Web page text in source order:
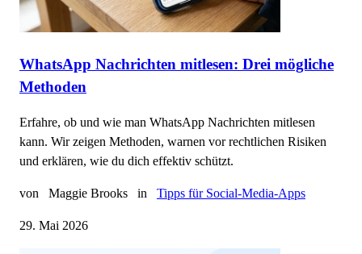
WhatsApp Nachrichten mitlesen: Drei mögliche
Methoden
Erfahre, ob und wie man WhatsApp Nachrichten mitlesen
kann. Wir zeigen Methoden, warnen vor rechtlichen Risiken
und erklären, wie du dich effektiv schützt.
von Maggie Brooks in Tipps für Social-Media-Apps
29. Mai 2026